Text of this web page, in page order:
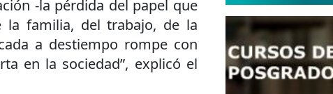
-la pérdida del papel que
la familia, del trabajo, de la
a destiempo rompe con
en la sociedad”, explicó el